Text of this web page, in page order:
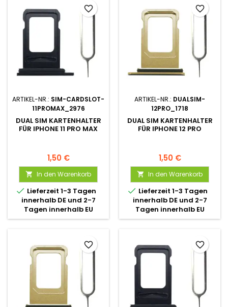
ARTIKEL-NR.: SIM-CARDSLOT-
11PROMAX_2976
DUAL SIM KARTENHALTER
FÜR IPHONE 11 PRO MAX
1,50 €
 In den Warenkorb
 Lieferzeit 1-3 Tagen
innerhalb DE und 2-7
Tagen innerhalb EU
favorite_border
ARTIKEL-NR.: DUALSIM-
12PRO_1718
DUAL SIM KARTENHALTER
FÜR IPHONE 12 PRO
1,50 €
 In den Warenkorb
 Lieferzeit 1-3 Tagen
innerhalb DE und 2-7
Tagen innerhalb EU
favorite_border
favorite_border favorite_border